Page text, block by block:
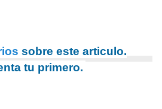
sobre este articulo.
tu primero.